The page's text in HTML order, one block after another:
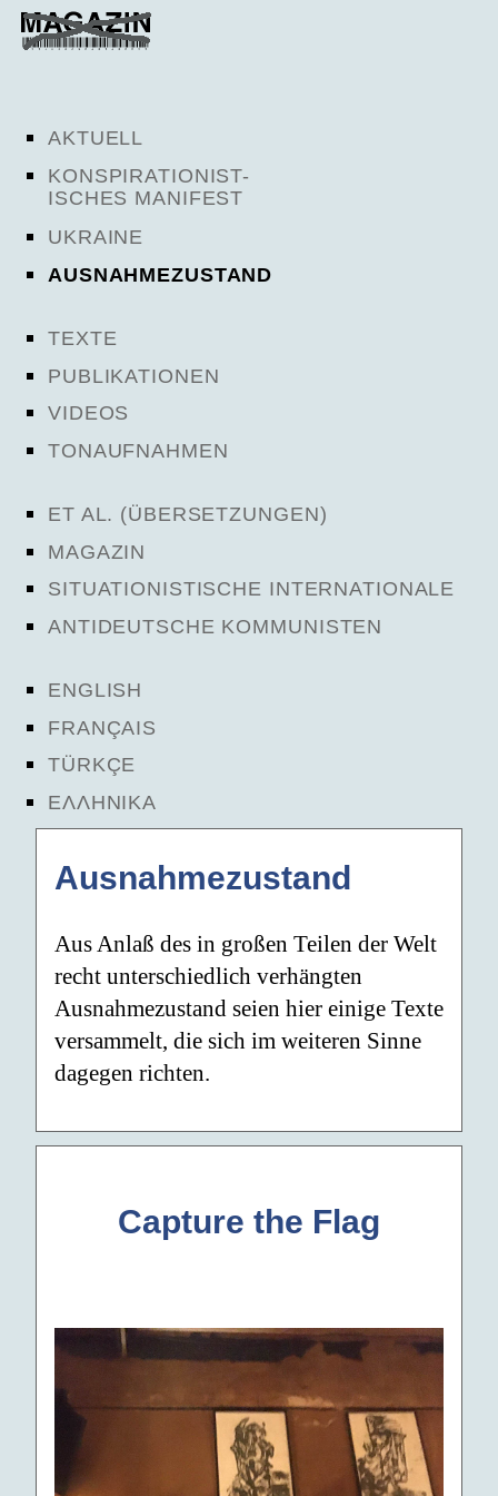
AKTUELL
KONSPIRATIONIST-
ISCHES MANIFEST
UKRAINE
AUSNAHMEZUSTAND
TEXTE
PUBLIKATIONEN
VIDEOS
TONAUFNAHMEN
ET AL. (ÜBERSETZUNGEN)
MAGAZIN
SITUATIONISTISCHE INTERNATIONALE
ANTIDEUTSCHE KOMMUNISTEN
ENGLISH
FRANÇAIS
TÜRKÇE
ΕΛΛΗΝΙΚΑ
Ausnahmezustand
Aus Anlaß des in großen Teilen der Welt
recht unterschiedlich verhängten
Ausnahmezustand seien hier einige Texte
versammelt, die sich im weiteren Sinne
dagegen richten.
Capture the Flag